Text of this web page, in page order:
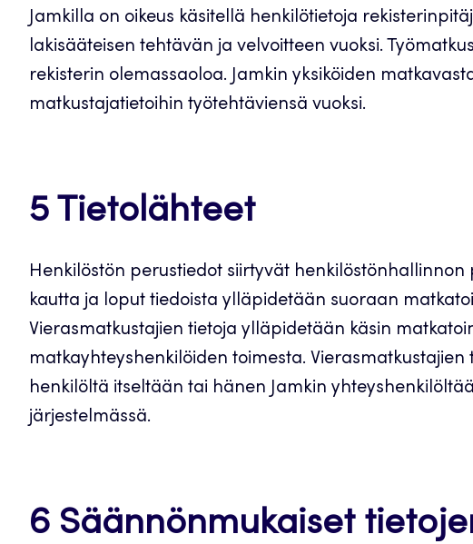
Jamkilla on oikeus käsitellä henkilötietoja
lakisääteisen tehtävän ja velvoitteen vuoksi.
rekisterin olemassaoloa. Jamkin yksiköiden
matkustajatietoihin työtehtäviensä vuoksi.
5 Tietolähteet
Henkilöstön perustiedot siirtyvät
kautta ja loput tiedoista ylläpidetään suoraan
Vierasmatkustajien tietoja ylläpidetään käsin
matkayhteyshenkilöiden toimesta. Vierasmatkustajien
henkilöltä itseltään tai hänen Jamkin
järjestelmässä.
6 Säännönmukaiset